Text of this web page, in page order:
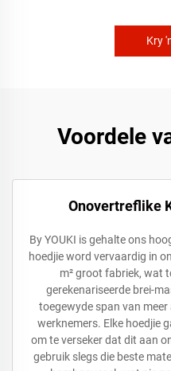
Kry
Voordele
Onovertreflike
By YOUKI is gehalte ons
hoedjie word vervaardig in
m² groot fabriek, wat
gerekenariseerde brei-
toegewyde span van
werknemers. Elke hoedjie
om te verseker dat dit aan
gebruik slegs die beste